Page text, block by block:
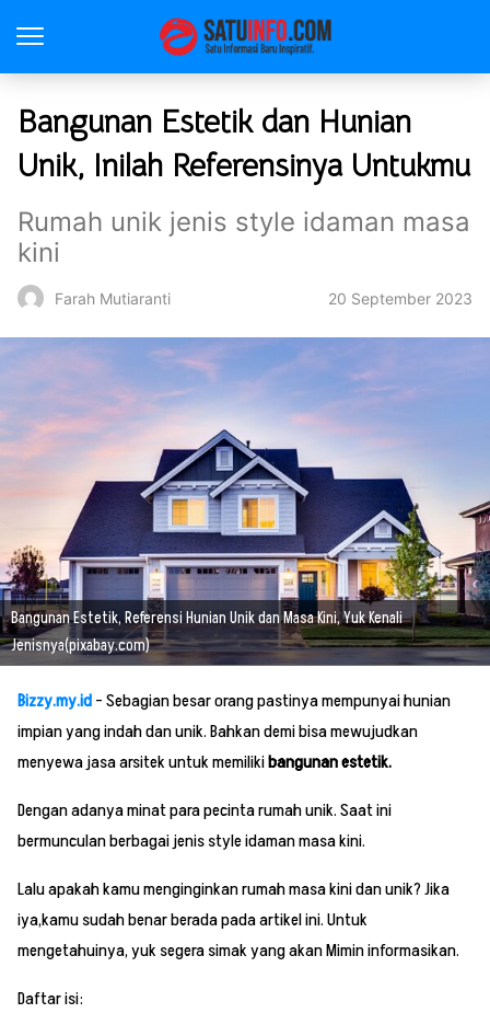
Bangunan Estetik dan Hunian
Unik, Inilah Referensinya Untukmu
Rumah unik jenis style idaman masa
kini
Farah Mutiaranti 20 September 2023
Bangunan Estetik, Referensi Hunian Unik dan Masa Kini, Yuk Kenali
Jenisnya(pixabay.com)
Bizzy.my.id– Sebagian besar orang pastinya mempunyai hunian
impian yang indah dan unik. Bahkan demi bisa mewujudkan
menyewa jasa arsitek untuk memilikibangunan estetik.
Dengan adanya minat para pecinta rumah unik. Saat ini
bermunculan berbagai jenis style idaman masa kini.
Lalu apakah kamu menginginkan rumah masa kini dan unik? Jika
iya,kamu sudah benar berada pada artikel ini. Untuk
mengetahuinya, yuk segera simak yang akan Mimin informasikan.
Daftar isi: